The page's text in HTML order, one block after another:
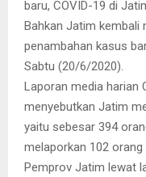
baru, COVID-19 di
Bahkan Jatim kembali
penambahan kasus
Sabtu (20/6/2020).
Laporan media harian
menyebutkan Jatim
yaitu sebesar 394
melaporkan 102 orang
Pemprov Jatim lewat